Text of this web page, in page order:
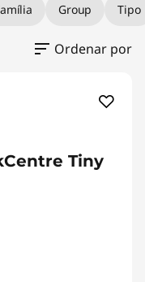
Group Tipo
Ordenar por
Tiny